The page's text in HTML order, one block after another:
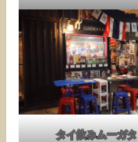
タイ飲みムーガタ